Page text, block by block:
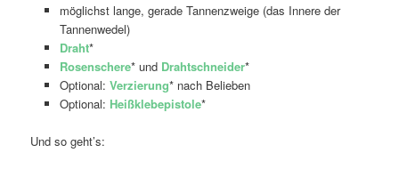
möglichst lange, gerade Tannenzweige (das Innere der
Tannenwedel)
Draht*
Rosenschere* und Drahtschneider*
Optional: Verzierung* nach Belieben
Optional: Heißklebepistole*
Und so geht’s: